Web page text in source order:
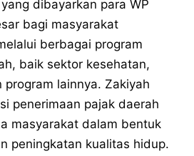
dibayarkan para WP
bagi masyarakat
berbagai program
baik sektor kesehatan,
lainnya. Zakiyah
penerimaan pajak daerah
masyarakat dalam bentuk
peningkatan kualitas hidup.